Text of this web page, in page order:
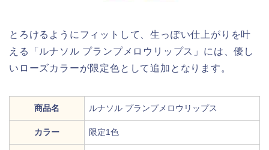
とろけるようにフィットして、生っぽい仕上がりを叶
える「ルナソル プランプメロウリップス」には、優し
いローズカラーが限定色として追加となります。
商品名 ルナソル プランプメロウリップス
カラー 限定1色